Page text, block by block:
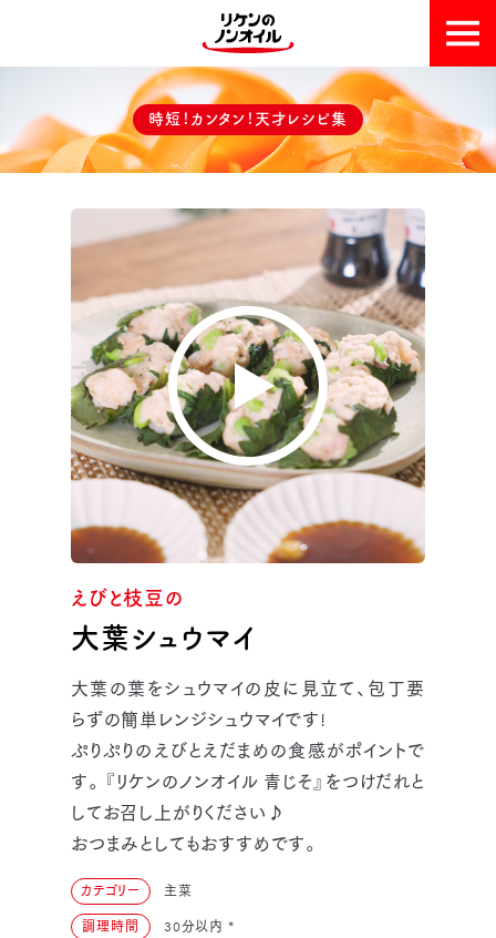
おいしい理由
天才レシピ集
時短！カンタン！天才レシピ集
えびと枝豆の
大葉シュウマイ
大葉の葉をシュウマイの皮に見立て、包丁要
らずの簡単レンジシュウマイです!
ぷりぷりのえびとえだまめの食感がポイントで
す。『リケンのノンオイル 青じそ』をつけだれと
してお召し上がりください♪
おつまみとしてもおすすめです。
カテゴリー 主菜
調理時間 30分以内 *